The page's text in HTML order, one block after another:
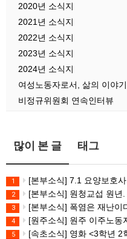
2020년 소식지
2021년 소식지
2022년 소식지
2023년 소식지
2024년 소식지
여성노동자로서, 삶의 이야기
비정규위원회 연속인터뷰
많이 본 글 태그
1 [본부소식] 7.1 요양보호
2 [본부소식] 원청교섭 원년. 초기업교섭 돌파!
3 [본부소식] 폭염은 재난이다! 민주
4 [원주소식] 원주 이주노동
5 [속초소식] 영화 <3학년 2